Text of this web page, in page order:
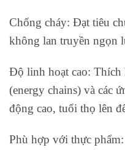
Chống cháy: Đạt tiêu
không lan truyền ngọn
Độ linh hoạt cao: Thích
(energy chains) và các
động cao, tuổi thọ lên
Phù hợp với thực